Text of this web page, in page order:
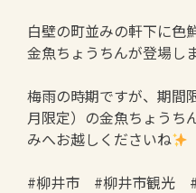
白壁の町並みの軒下に色
金魚ちょうちんが登場し
梅雨の時期ですが、期間
月限定）の金魚ちょうち
みへお越しくださいね
#柳井市 #柳井市観光